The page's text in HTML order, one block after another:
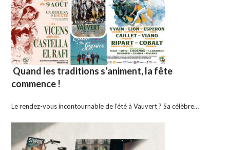
Quand les traditions s’animent, la fête
commence !
Le rendez-vous incontournable de l’été à Vauvert ? Sa célèbre…